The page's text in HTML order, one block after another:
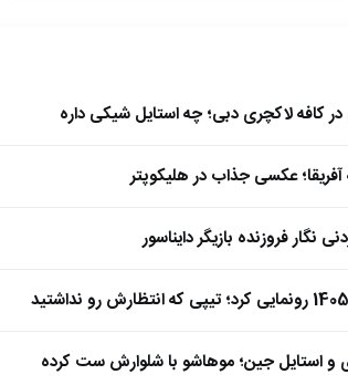
در کافه لاکچری دبی؛ چه استایل شیکی داره
آفریقا؛ عکسی جذاب در هلیکوپتر
نگار فروزنده بازیگر دایناسور
و استایل جین؛ موهاشو با شلوارش ست کرده